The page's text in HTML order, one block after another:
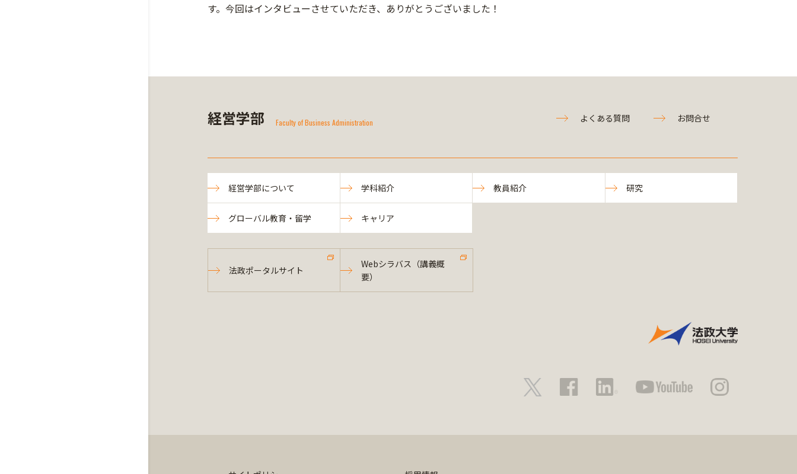
す。今回はインタビューさせていただき、ありがとうございました！
経営学部 Faculty of Business Administration よくある質問 お問合せ
経営学部について 学科紹介 教員紹介 研究
グローバル教育・留学 キャリア
法政ポータルサイト
Webシラバス（講義概
要）